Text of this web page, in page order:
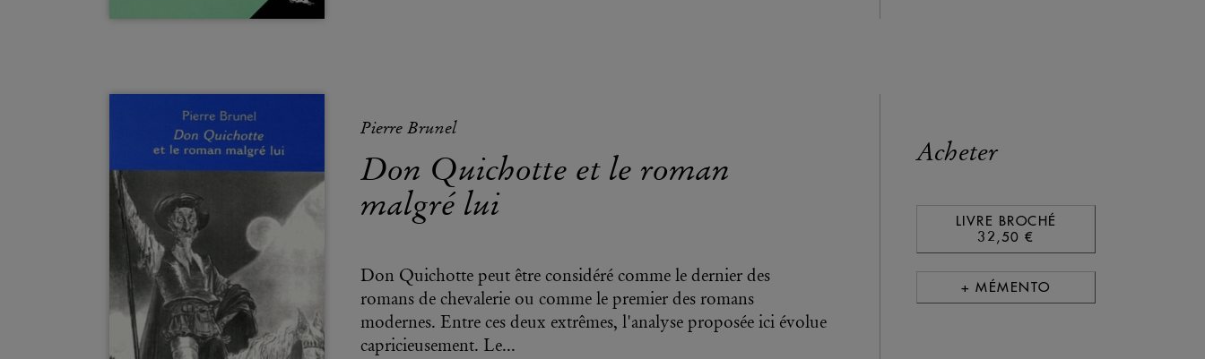
Pierre Brunel
Don Quichotte et le roman
malgré lui
Don Quichotte peut être considéré comme le dernier des
romans de chevalerie ou comme le premier des romans
modernes. Entre ces deux extrêmes, l'analyse proposée ici évolue
capricieusement. Le...
Acheter
LIVRE BROCHÉ
32,50 €
+ MÉMENTO